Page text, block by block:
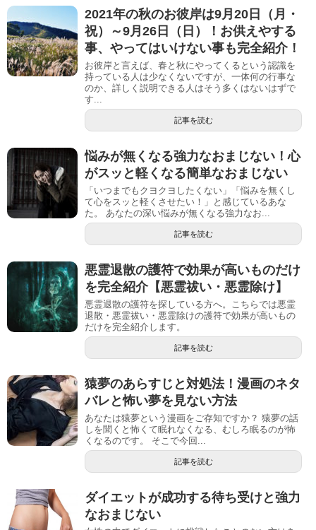
2021年の秋のお彼岸は9月20日（月・
祝）～9月26日（日）！お供えやする
事、やってはいけない事も完全紹介！
お彼岸と言えば、春と秋にやってくるという認識を
持っている人は少なくないですが、一体何の行事な
のか、詳しく説明できる人はそう多くはないはずで
す...
記事を読む
悩みが無くなる強力なおまじない！心
がスッと軽くなる簡単なおまじない
「いつまでもクヨクヨしたくない」「悩みを無くし
て心をスッと軽くさせたい！」と感じているあな
た。 あなたの深い悩みが無くなる強力なお...
記事を読む
悪霊退散の護符で効果が高いものだけ
を完全紹介【悪霊祓い・悪霊除け】
悪霊退散の護符を探している方へ。こちらでは悪霊
退散・悪霊祓い・悪霊除けの護符で効果が高いもの
だけを完全紹介します。
記事を読む
猿夢のあらすじと対処法！漫画のネタ
バレと怖い夢を見ない方法
あなたは猿夢という漫画をご存知ですか？ 猿夢の話
しを聞くと怖くて眠れなくなる、むしろ眠るのが怖
くなるのです。 そこで今回...
記事を読む
ダイエットが成功する待ち受けと強力
なおまじない